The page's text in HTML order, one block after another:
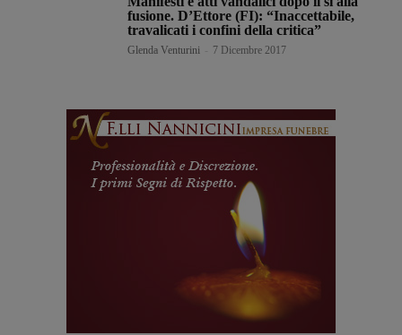
fusione. D’Ettore (FI): “Inaccettabile,
travalicati i confini della critica”
Glenda Venturini 7 Dicembre 2017